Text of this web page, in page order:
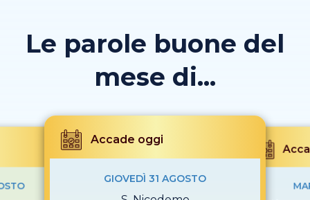
Le parole buone del
mese di...
Accade oggi
GIOVEDÌ 31 AGOSTO